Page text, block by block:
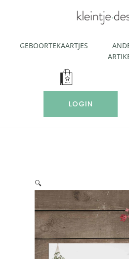
inhoudGEBOORTEKAARTJES
LOGIN
🔍